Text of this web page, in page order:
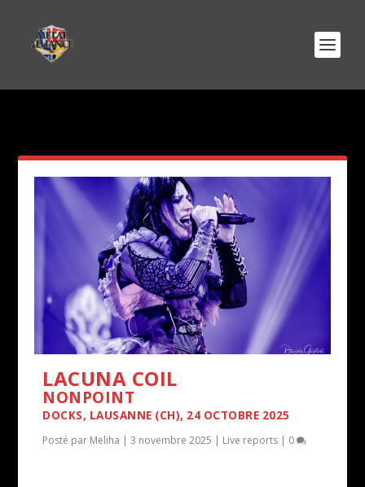
LACUNA COIL
NONPOINT
DOCKS, LAUSANNE (CH), 24 OCTOBRE 2025
Posté par Meliha |3 novembre 2025 | Live reports | 0